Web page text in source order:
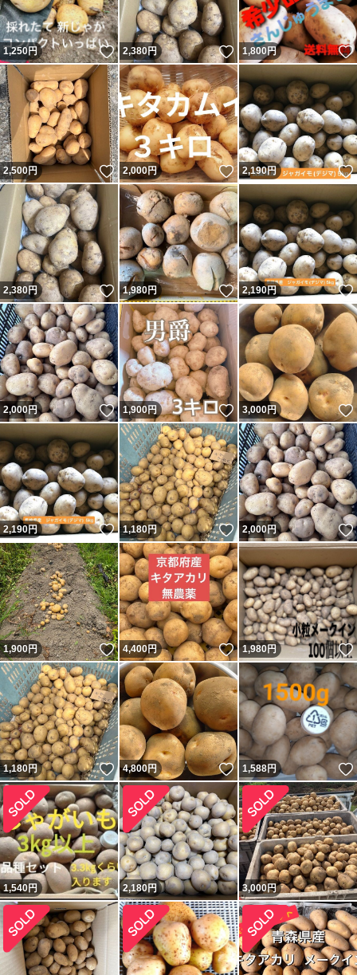
1,250円 いいね！
2,380円 いいね！
1,800 円
2,500円 いいね！
2,000円 いいね！
2,190円
2,380円 いいね！
1,980円 いいね！
2,190円
2,000円 いいね！
1,900円 いいね！
3,000円
2,190円 いいね！
1,180円 いいね！
2,000円
1,900円 いいね！
4,400円 いいね！
1,980円
1,180円 いいね！
4,800円 いいね！
1,588円
1,540円 2,180円 3,000円